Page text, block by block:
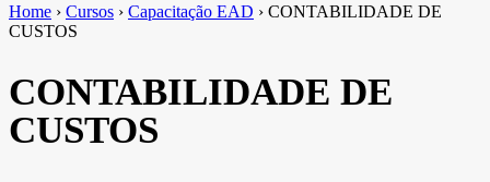
Home › Cursos › Capacitação EAD › CONTABILIDADE DE
CUSTOS
CONTABILIDADE DE
CUSTOS